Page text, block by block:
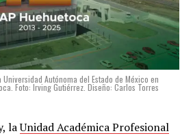
Universidad Autónoma del Estado de México en
Foto: Irving Gutiérrez. Diseño: Carlos Torres
laUnidad Académica Profesional